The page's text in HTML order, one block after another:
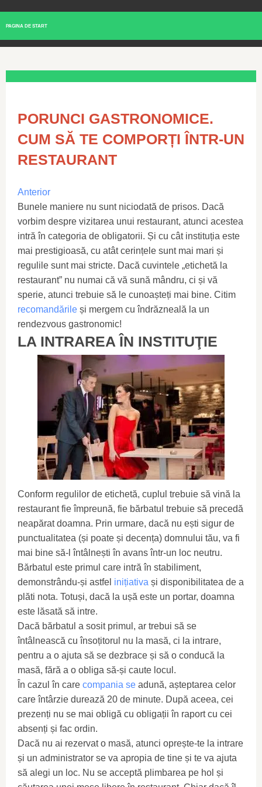
PAGINA DE START
PORUNCI GASTRONOMICE.
CUM SĂ TE COMPORȚI ÎNTR-UN
RESTAURANT
Anterior
Bunele maniere nu sunt niciodată de prisos. Dacă
vorbim despre vizitarea unui restaurant, atunci acestea
intră în categoria de obligatorii. Și cu cât instituția este
mai prestigioasă, cu atât cerințele sunt mai mari și
regulile sunt mai stricte. Dacă cuvintele „etichetă la
restaurant” nu numai că vă sună mândru, ci și vă
sperie, atunci trebuie să le cunoașteți mai bine. Citim
recomandările și mergem cu îndrăzneală la un
rendezvous gastronomic!
LA INTRAREA ÎN INSTITUŢIE
Conform regulilor de etichetă, cuplul trebuie să vină la
restaurant fie împreună, fie bărbatul trebuie să precedă
neapărat doamna. Prin urmare, dacă nu ești sigur de
punctualitatea (și poate și decența) domnului tău, va fi
mai bine să-l întâlnești în avans într-un loc neutru.
Bărbatul este primul care intră în stabiliment,
demonstrându-și astfel inițiativa și disponibilitatea de a
plăti nota. Totuși, dacă la ușă este un portar, doamna
este lăsată să intre.
Dacă bărbatul a sosit primul, ar trebui să se
întâlnească cu însoțitorul nu la masă, ci la intrare,
pentru a o ajuta să se dezbrace și să o conducă la
masă, fără a o obliga să-și caute locul.
În cazul în care compania se adună, așteptarea celor
care întârzie durează 20 de minute. După aceea, cei
prezenți nu se mai obligă cu obligații în raport cu cei
absenți și fac ordin.
Dacă nu ai rezervat o masă, atunci oprește-te la intrare
și un administrator se va apropia de tine și te va ajuta
să alegi un loc. Nu se acceptă plimbarea pe hol și